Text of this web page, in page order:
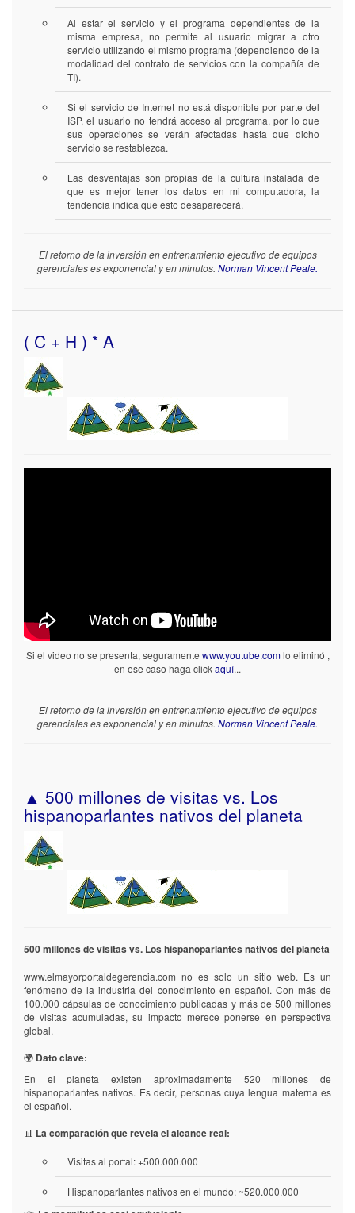
Al estar el servicio y el programa dependientes de la
misma empresa, no permite al usuario migrar a otro
servicio utilizando el mismo programa (dependiendo de la
modalidad del contrato de servicios con la compañía de
TI).
Si el servicio de Internet no está disponible por parte del
ISP, el usuario no tendrá acceso al programa, por lo que
sus operaciones se verán afectadas hasta que dicho
servicio se restablezca.
Las desventajas son propias de la cultura instalada de
que es mejor tener los datos en mi computadora, la
tendencia indica que esto desaparecerá.
El retorno de la inversión en entrenamiento ejecutivo de equipos
gerenciales es exponencial y en minutos. Norman Vincent Peale.
( C + H ) * A
Si el video no se presenta, seguramente www.youtube.comlo eliminó ,
en ese caso haga clickaquí...
El retorno de la inversión en entrenamiento ejecutivo de equipos
gerenciales es exponencial y en minutos. Norman Vincent Peale.
▲ 500 millones de visitas vs. Los
hispanoparlantes nativos del planeta
500 millones de visitas vs. Los hispanoparlantes nativos del planeta
www.elmayorportaldegerencia.com no es solo un sitio web. Es un
fenómeno de la industria del conocimiento en español. Con más de
100.000 cápsulas de conocimiento publicadas y más de 500 millones
de visitas acumuladas, su impacto merece ponerse en perspectiva
global.
🌍 Dato clave:
En el planeta existen aproximadamente 520 millones de
hispanoparlantes nativos. Es decir, personas cuya lengua materna es
el español.
📊 La comparación que revela el alcance real:
Visitas al portal: +500.000.000
Hispanoparlantes nativos en el mundo: ~520.000.000